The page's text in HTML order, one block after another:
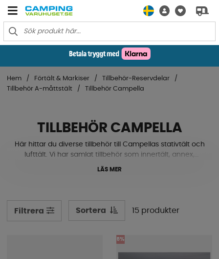
Hem Förtält & Markiser
Tillbehör-Reservdelar
Tillbehör A-måttstält
Tillbehör Campella
TILLBEHÖR CAMPELLA
Här hittar du diverse tillbehör till Campellas stativtält och
lufttält. Vi har samlat tillbehör som innertält, annex,
stormband, extra överliggare och mycket mer. Med
tillbehören & reservdelarna här nedanför.
LÄS MER
Filtrera Sortera 15 produkter
5%